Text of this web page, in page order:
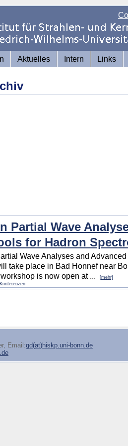
Aktuelles Intern Links
Partial Wave
for Hadron
Wave Analyses and
take place in Bad Honnef near
is now open at ...
[mehr]
Konferenzen
Email:gd(at)hiskp.uni-bonn.de